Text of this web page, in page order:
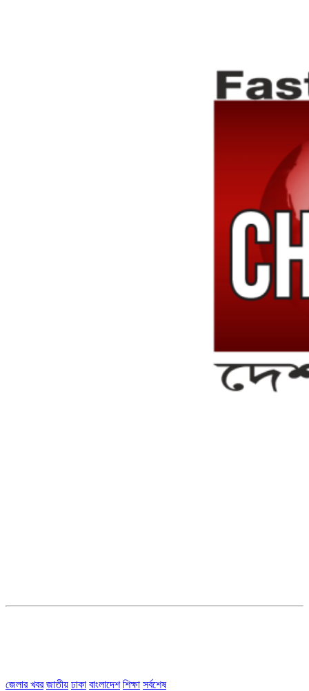
জেলার খবর জাতীয় ঢাকা বাংলাদেশ শিক্ষা সর্বশেষ